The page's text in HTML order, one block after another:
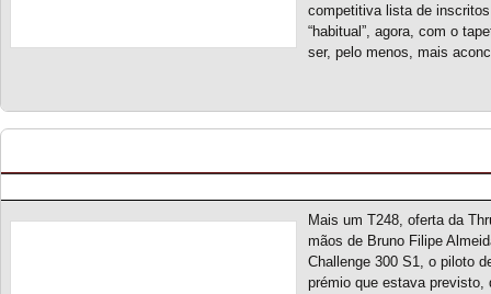
competitiva lista de
“habitual”, agora, com o
ser, pelo menos, mais
Mais um T248, oferta da
mãos de Bruno Filipe
Challenge 300 S1, o piloto
prémio que estava previsto,